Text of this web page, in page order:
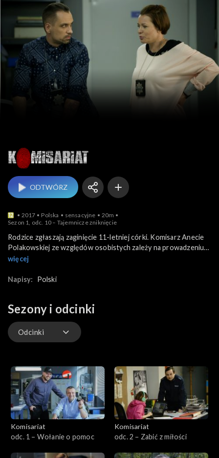
Komisariat
ODTWÓRZ
2017 Polska sensacyjne
20m
Sezon 1, odc. 10 – Tajemnicze zniknięcie
Rodzice zgłaszają zaginięcie 11-letniej córki. Komisarz Anecie
Polakowskiej ze względów osobistych zależy na prowadzeniu
tej sprawy. Niedaleko zabudowań, gdzie mieszka rodzina
poszukiwanej.
więcej
Napisy: Polski
Sezony i odcinki
Odcinki
Komisariat
odc. 1 – Wołanie o pomoc
Komisariat
odc. 2 – Zabić z miłości